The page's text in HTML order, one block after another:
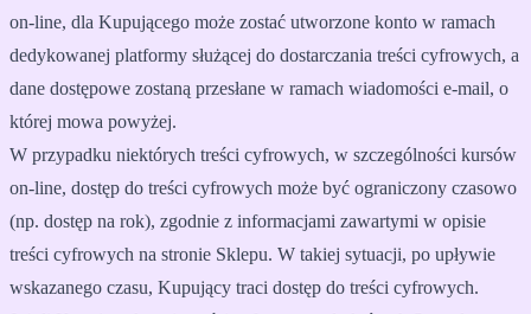
on-line, dla Kupującego może zostać utworzone konto w ramach
dedykowanej platformy służącej do dostarczania treści cyfrowych, a
dane dostępowe zostaną przesłane w ramach wiadomości e-mail, o
której mowa powyżej.
W przypadku niektórych treści cyfrowych, w szczególności kursów
on-line, dostęp do treści cyfrowych może być ograniczony czasowo
(np. dostęp na rok), zgodnie z informacjami zawartymi w opisie
treści cyfrowych na stronie Sklepu. W takiej sytuacji, po upływie
wskazanego czasu, Kupujący traci dostęp do treści cyfrowych.